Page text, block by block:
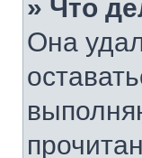
» Что
Она